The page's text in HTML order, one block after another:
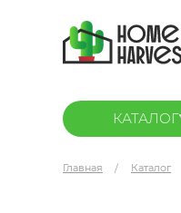
КАТАЛОГ
Главная Каталог